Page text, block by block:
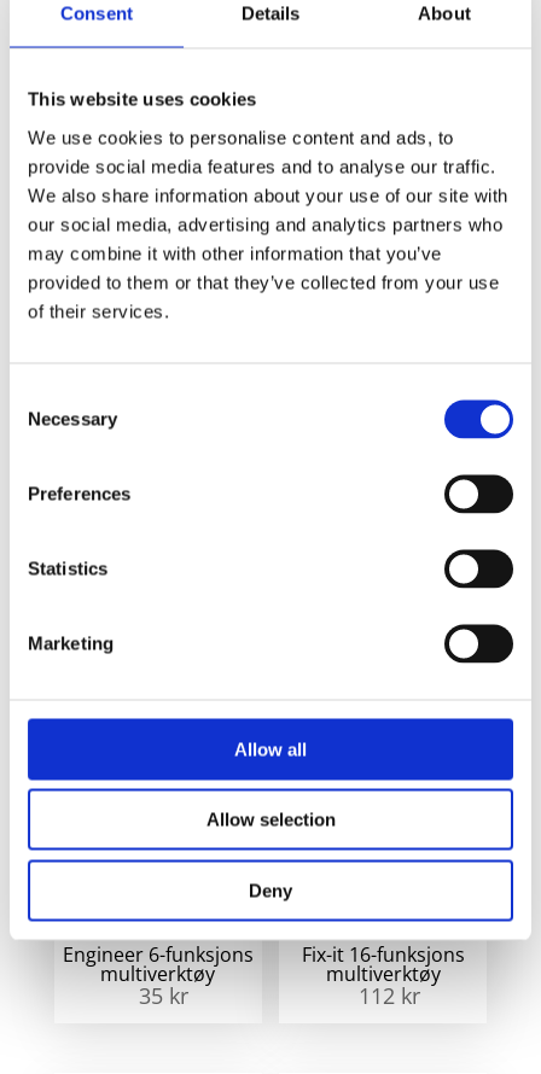
Consent Details About
This website uses cookies
We use cookies to personalise content and ads, to
provide social media features and to analyse our traffic.
We also share information about your use of our site with
our social media, advertising and analytics partners who
may combine it with other information that you’ve
provided to them or that they’ve collected from your use
of their services.
Selection
Necessary
Preferences
Statistics
Marketing
Allow all
Allow selection
Deny
Colt isskrape med
hanske
43 kr
Coro isskrape i
kredittkortstørrelse
15kr
Engineer 6-funksjons
multiverktøy
35 kr
Fix-it 16-funksjons
multiverktøy
112 kr